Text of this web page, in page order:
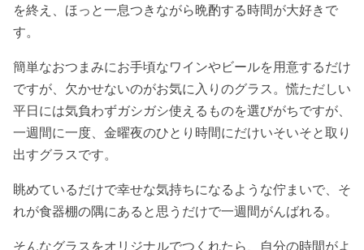
を終え、ほっと一息つきながら晩酌する時間が大好きで
す。
簡単なおつまみにお手頃なワインやビールを用意するだけ
ですが、欠かせないのがお気に入りのグラス。慌ただしい
平日には気負わずガシガシ使えるものを選びがちですが、
一週間に一度、金曜夜のひとり時間にだけいそいそと取り
出すグラスです。
眺めているだけで幸せな気持ちになるような佇まいで、そ
れが食器棚の隅にあると思うだけで一週間がんばれる。
そんなグラスをオリジナルでつくれたら、自分の時間がよ